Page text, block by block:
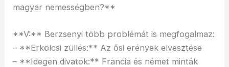
magyar nemességben?**
**V:** Berzsenyi több problémát is megfogalmaz:
– **Erkölcsi züllés:** Az ősi erények elvesztése
– **Idegen divatok:** Francia és német minták